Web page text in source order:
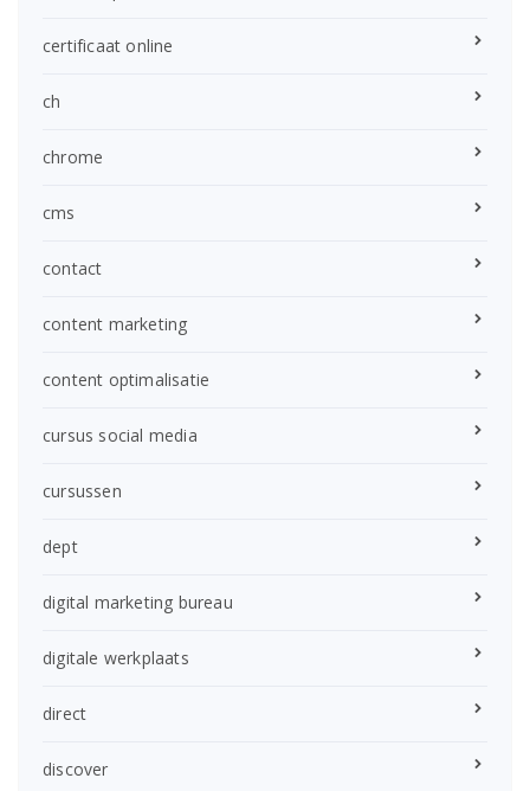
certificaat online
ch
chrome
cms
contact
content marketing
content optimalisatie
cursus social media
cursussen
dept
digital marketing bureau
digitale werkplaats
direct
discover